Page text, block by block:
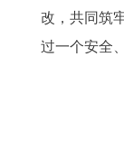
改，共同筑
过一个安全